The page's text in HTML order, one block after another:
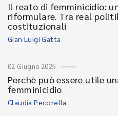
Il reato di femminicidio:
riformulare. Tra real
costituzionali
Gian Luigi Gatta
02 Giugno 2025
Perchè può essere utile
femminicidio
Claudia Pecorella